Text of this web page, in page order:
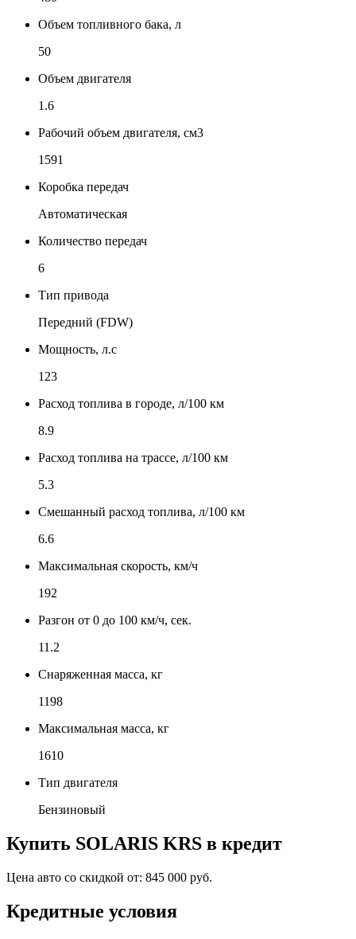
Объем топливного бака, л
50
Объем двигателя
1.6
Рабочий объем двигателя, см3
1591
Коробка передач
Автоматическая
Количество передач
6
Тип привода
Передний (FDW)
Мощность, л.с
123
Расход топлива в городе, л/100 км
8.9
Расход топлива на трассе, л/100 км
5.3
Смешанный расход топлива, л/100 км
6.6
Максимальная скорость, км/ч
192
Разгон от 0 до 100 км/ч, сек.
11.2
Снаряженная масса, кг
1198
Максимальная масса, кг
1610
Тип двигателя
Бензиновый
Купить SOLARIS KRS в кредит
Цена авто со скидкой от: 845 000 руб.
Кредитные условия